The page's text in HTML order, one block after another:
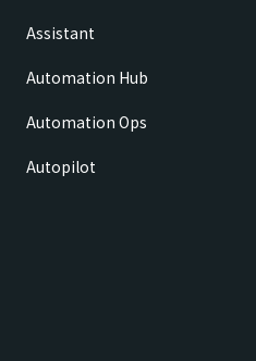
Assistant
Automation Hub
Automation Ops
Autopilot